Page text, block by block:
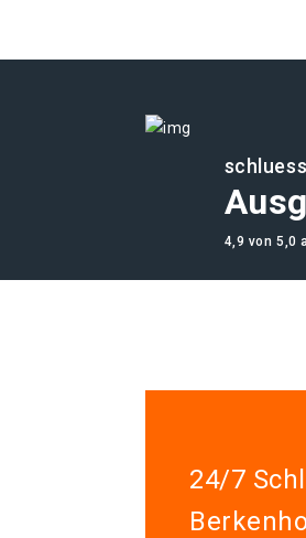
4,9 von 5,0
24/7